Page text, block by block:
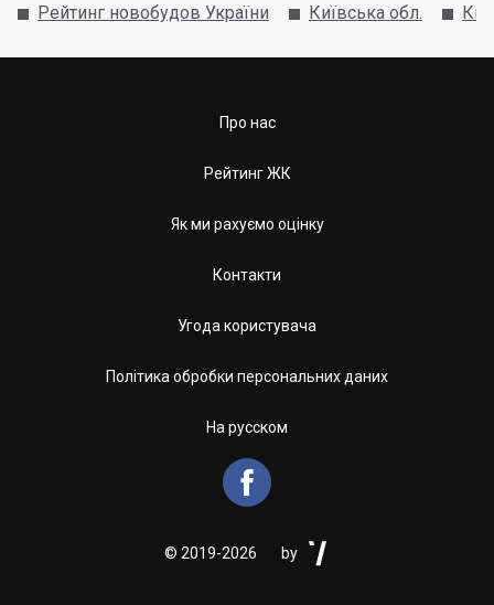
Рейтинг новобудов України Київська обл.
Про нас
Рейтинг ЖК
Як ми рахуємо оцінку
Контакти
Угода користувача
Політика обробки персональних даних
На русском

© 2019-2026 by 